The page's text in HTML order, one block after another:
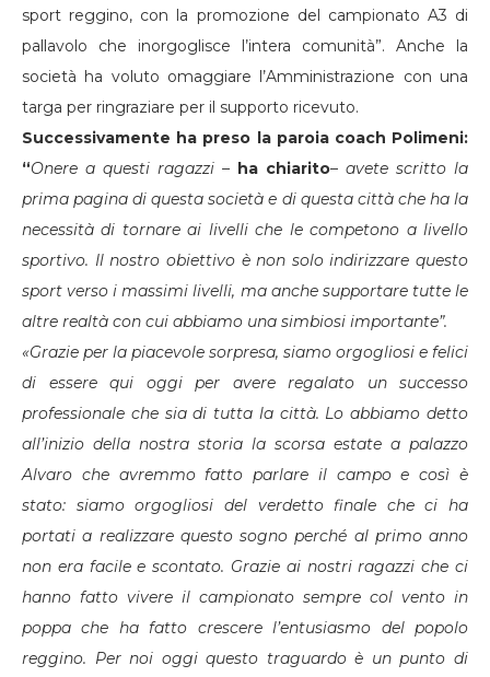
sport reggino, con la promozione del campionato A3 di
pallavolo che inorgoglisce l’intera comunità”. Anche la
società ha voluto omaggiare l’Amministrazione con una
targa per ringraziare per il supporto ricevuto.
Successivamente ha preso la paroia coach Polimeni:
“Onere a questi ragazzi – ha chiarito– avete scritto la
prima pagina di questa società e di questa città che ha la
necessità di tornare ai livelli che le competono a livello
sportivo. Il nostro obiettivo è non solo indirizzare questo
sport verso i massimi livelli, ma anche supportare tutte le
altre realtà con cui abbiamo una simbiosi importante”.
«Grazie per la piacevole sorpresa, siamo orgogliosi e felici
di essere qui oggi per avere regalato un successo
professionale che sia di tutta la città. Lo abbiamo detto
all’inizio della nostra storia la scorsa estate a palazzo
Alvaro che avremmo fatto parlare il campo e così è
stato: siamo orgogliosi del verdetto finale che ci ha
portati a realizzare questo sogno perché al primo anno
non era facile e scontato. Grazie ai nostri ragazzi che ci
hanno fatto vivere il campionato sempre col vento in
poppa che ha fatto crescere l’entusiasmo del popolo
reggino. Per noi oggi questo traguardo è un punto di